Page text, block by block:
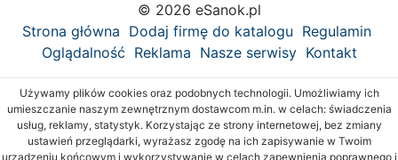
© 2026 eSanok.pl
Strona główna Dodaj firmę do katalogu Regulamin
Oglądalność Reklama Nasze serwisy Kontakt
Używamy plików cookies oraz podobnych technologii. Umożliwiamy ich
umieszczanie naszym zewnętrznym dostawcom m.in. w celach: świadczenia
usług, reklamy, statystyk. Korzystając ze strony internetowej, bez zmiany
ustawień przeglądarki, wyrażasz zgodę na ich zapisywanie w Twoim
urządzeniu końcowym i wykorzystywanie w celach zapewnienia poprawnego i